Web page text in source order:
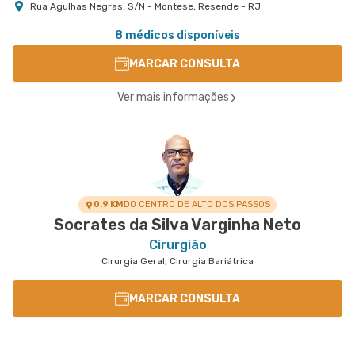
Rua Agulhas Negras, S/N - Montese, Resende - RJ
8 médicos disponíveis
MARCAR CONSULTA
Ver mais informações
0.9 KMDO CENTRO DE ALTO DOS PASSOS
Socrates da Silva Varginha Neto
Cirurgião
Cirurgia Geral, Cirurgia Bariátrica
MARCAR CONSULTA